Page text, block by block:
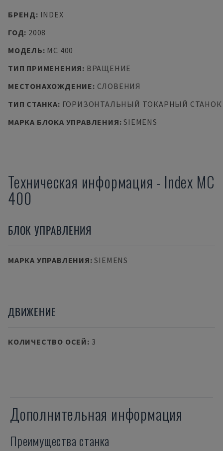
БРЕНД: INDEX
ГОД: 2008
МОДЕЛЬ: MC 400
ТИП ПРИМЕНЕНИЯ: ВРАЩЕНИЕ
МЕСТОНАХОЖДЕНИЕ: СЛОВЕНИЯ
ТИП СТАНКА: ГОРИЗОНТАЛЬНЫЙ ТОКАРНЫЙ СТАНОК
МАРКА БЛОКА УПРАВЛЕНИЯ:SIEMENS
Техническая информация - Index MC
400
БЛОК УПРАВЛЕНИЯ
МАРКА УПРАВЛЕНИЯ:SIEMENS
ДВИЖЕНИЕ
КОЛИЧЕСТВО ОСЕЙ: 3
Дополнительная информация
Преимущества станка